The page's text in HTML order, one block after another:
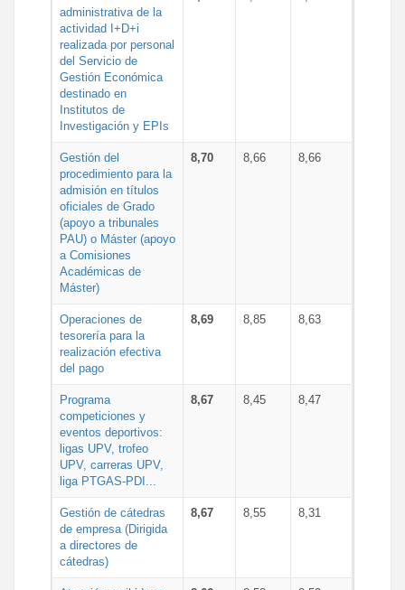
administrativa de la
actividad I+D+i
realizada por personal
del Servicio de
Gestión Económica
destinado en
Institutos de
Investigación y EPIs
Gestión del
procedimiento para la
admisión en títulos
oficiales de Grado
(apoyo a tribunales
PAU) o Máster (apoyo
a Comisiones
Académicas de
Máster)
8,70 8,66 8,66
Operaciones de
tesorería para la
realización efectiva
del pago
8,69 8,85 8,63
Programa
competiciones y
eventos deportivos:
ligas UPV, trofeo
UPV, carreras UPV,
liga PTGAS-PDI...
8,67 8,45 8,47
Gestión de cátedras
de empresa (Dirigida
a directores de
cátedras)
8,67 8,55 8,31